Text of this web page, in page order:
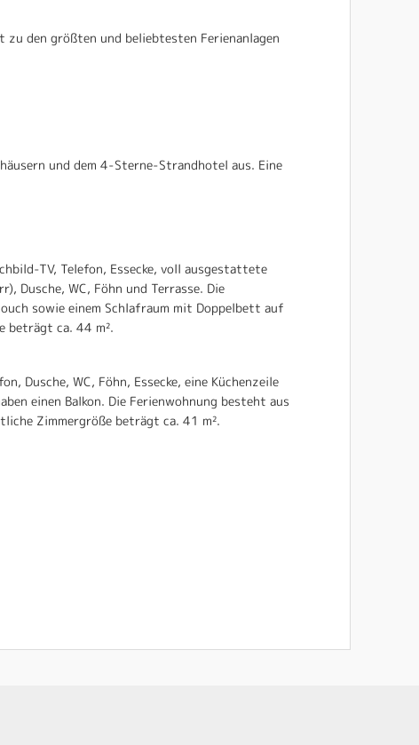
den größten und beliebtesten Ferienanlagen
und dem 4-Sterne-Strandhotel aus. Eine
TV, Telefon, Essecke, voll ausgestattete
Dusche, WC, Föhn und Terrasse. Die
sowie einem Schlafraum mit Doppelbett auf
beträgt ca. 44 m².
Dusche, WC, Föhn, Essecke, eine Küchenzeile
einen Balkon. Die Ferienwohnung besteht aus
Zimmergröße beträgt ca. 41 m².